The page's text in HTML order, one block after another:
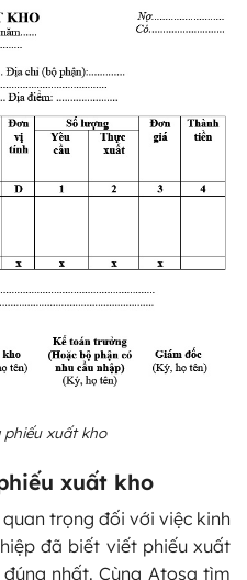
xuất kho
xuất kho
trọng đối với việc kinh
đã biết viết phiếu xuất
nhất. Cùng Atosa tìm